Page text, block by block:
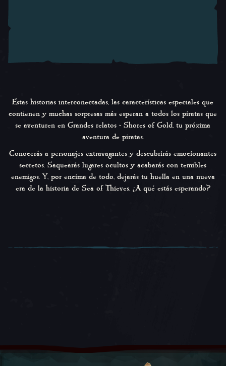
Estas historias interconectadas, las características especiales que
contienen y muchas sorpresas más esperan a todos los piratas que
se aventuren enGrandes relatos -Shores of Gold,tu próxima
aventura de piratas.
Conocerás a personajes extravagantes y descubrirás emocionantes
secretos. Saquearás lugares ocultos y acabarás con temibles
enemigos. Y, por encima de todo, dejarás tu huella en una nueva
era de la historia de Sea of Thieves. ¿A qué estás esperando?